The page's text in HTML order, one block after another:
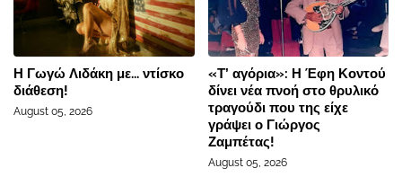
Η Γωγώ Λιδάκη με... ντίσκο
διάθεση!
August 05, 2026
«Τ’ αγόρια»: Η Έφη Κοντού
δίνει νέα πνοή στο θρυλικό
τραγούδι που της είχε
γράψει ο Γιώργος
Ζαμπέτας!
August 05, 2026